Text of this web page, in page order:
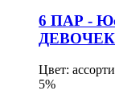
6 ПАР -
ДЕВОЧЕК
Цвет:
5%